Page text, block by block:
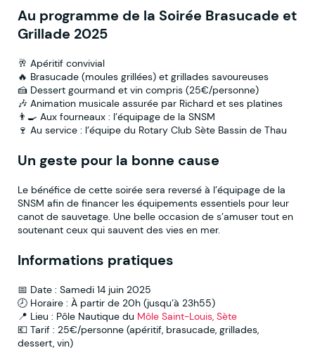
Au programme de la Soirée Brasucade et
Grillade 2025
🥂 Apéritif convivial
🔥 Brasucade (moules grillées) et grillades savoureuses
🍰 Dessert gourmand et vin compris (25€/personne)
🎶 Animation musicale assurée par Richard et ses platines
👨‍🍳 Aux fourneaux : l’équipage de la SNSM
🍷 Au service : l’équipe du Rotary Club Sète Bassin de Thau
Un geste pour la bonne cause
Le bénéfice de cette soirée sera reversé à l’équipage de la
SNSM afin de financer les équipements essentiels pour leur
canot de sauvetage. Une belle occasion de s’amuser tout en
soutenant ceux qui sauvent des vies en mer.
Informations pratiques
📅 Date : Samedi 14 juin 2025
🕗 Horaire : À partir de 20h (jusqu’à 23h55)
📍 Lieu : Pôle Nautique du Môle Saint-Louis, Sète
💶 Tarif : 25€/personne (apéritif, brasucade, grillades,
dessert, vin)